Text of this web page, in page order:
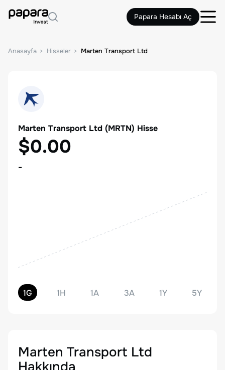
Papara Hesabı Aç
Anasayfa Hisseler Marten Transport Ltd
Marten Transport Ltd (MRTN) Hisse
$0.00
-
1G 1H 1A 3A 1Y 5Y
Marten Transport Ltd